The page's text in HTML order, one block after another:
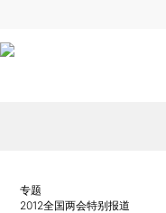
专题
2012全国两会特别报道